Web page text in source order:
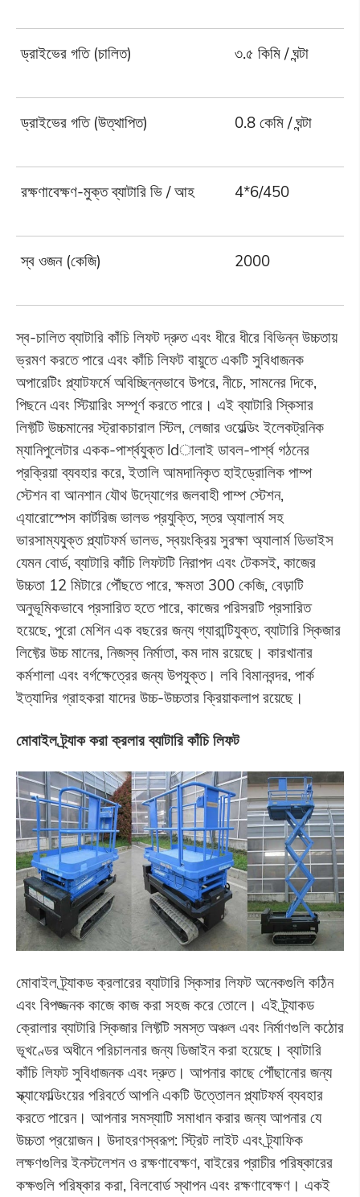
ড্রাইভের গতি (চালিত) ৩.৫ কিমি / ঘন্টা
ড্রাইভের গতি (উত্থাপিত) 0.8 কেমি / ঘন্টা
রক্ষণাবেক্ষণ-মুক্ত ব্যাটারি ভি / আহ 4*6/450
স্ব ওজন (কেজি) 2000
স্ব-চালিত ব্যাটারি কাঁচি লিফট দ্রুত এবং ধীরে ধীরে বিভিন্ন উচ্চতায়
ভ্রমণ করতে পারে এবং কাঁচি লিফট বায়ুতে একটি সুবিধাজনক
অপারেটিং প্ল্যাটফর্মে অবিচ্ছিন্নভাবে উপরে, নীচে, সামনের দিকে,
পিছনে এবং স্টিয়ারিং সম্পূর্ণ করতে পারে। এই ব্যাটারি স্কিসার
লিফ্টটি উচ্চমানের স্ট্রাকচারাল স্টিল, লেজার ওয়েল্ডিং ইলেকট্রনিক
ম্যানিপুলেটার একক-পার্শ্বযুক্ত ldালাই ডাবল-পার্শ্ব গঠনের
প্রক্রিয়া ব্যবহার করে, ইতালি আমদানিকৃত হাইড্রোলিক পাম্প
স্টেশন বা আনশান যৌথ উদ্যোগের জলবাহী পাম্প স্টেশন,
এ্যারোস্পেস কার্টরিজ ভালভ প্রযুক্তি, স্তর অ্যালার্ম সহ
ভারসাম্যযুক্ত প্ল্যাটফর্ম ভালভ, স্বয়ংক্রিয় সুরক্ষা অ্যালার্ম ডিভাইস
যেমন বোর্ড, ব্যাটারি কাঁচি লিফটটি নিরাপদ এবং টেকসই, কাজের
উচ্চতা 12 মিটারে পৌঁছতে পারে, ক্ষমতা 300 কেজি, বেড়াটি
অনুভূমিকভাবে প্রসারিত হতে পারে, কাজের পরিসরটি প্রসারিত
হয়েছে, পুরো মেশিন এক বছরের জন্য গ্যারান্টিযুক্ত, ব্যাটারি স্কিজার
লিফ্টের উচ্চ মানের, নিজস্ব নির্মাতা, কম দাম রয়েছে। কারখানার
কর্মশালা এবং বর্গক্ষেত্রের জন্য উপযুক্ত। লবি বিমানবন্দর, পার্ক
ইত্যাদির গ্রাহকরা যাদের উচ্চ-উচ্চতার ক্রিয়াকলাপ রয়েছে।
মোবাইল ট্র্যাক করা ক্রলার ব্যাটারি কাঁচি লিফট
মোবাইল ট্র্যাকড ক্রলারের ব্যাটারি স্কিসার লিফট অনেকগুলি কঠিন
এবং বিপজ্জনক কাজে কাজ করা সহজ করে তোলে। এই ট্র্যাকড
ক্রোলার ব্যাটারি স্কিজার লিফ্টটি সমস্ত অঞ্চল এবং নির্মাণগুলি কঠোর
ভূখণ্ডের অধীনে পরিচালনার জন্য ডিজাইন করা হয়েছে। ব্যাটারি
কাঁচি লিফট সুবিধাজনক এবং দ্রুত। আপনার কাছে পৌঁছানোর জন্য
স্ক্যাফোল্ডিংয়ের পরিবর্তে আপনি একটি উত্তোলন প্ল্যাটফর্ম ব্যবহার
করতে পারেন। আপনার সমস্যাটি সমাধান করার জন্য আপনার যে
উচ্চতা প্রয়োজন। উদাহরণস্বরূপ: স্ট্রিট লাইট এবং ট্র্যাফিক
লক্ষণগুলির ইনস্টলেশন ও রক্ষণাবেক্ষণ, বাইরের প্রাচীর পরিষ্কারের
কক্ষগুলি পরিষ্কার করা, বিলবোর্ড স্থাপন এবং রক্ষণাবেক্ষণ। একই